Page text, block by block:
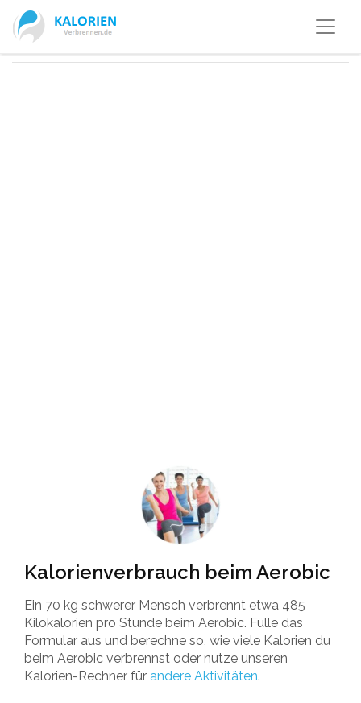
Kalorienverbrauch beim Aerobic
Ein 70 kg schwerer Mensch verbrennt etwa 485
Kilokalorien pro Stunde beim Aerobic. Fülle das
Formular aus und berechne so, wie viele Kalorien du
beim Aerobic verbrennst oder nutze unseren
Kalorien-Rechner für andere Aktivitäten.